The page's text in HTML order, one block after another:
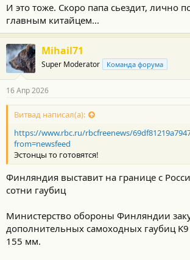
И это тоже. Скоро папа сьездит, лично
главным китайцем...
Mihail71
Super Moderator Команда форума
16 Апр 2026
Витвад написал(а):
https://www.rbc.ru/rbcfreenews/
from=newsfeed
Эстонцы то готовятся!
Финляндия выставит на границе с
сотни гаубиц
Министерство обороны Финляндии
дополнительных самоходных гаубиц
155 мм.